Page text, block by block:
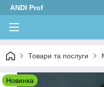
ANDI Prof
Товари та послуги
Новинка